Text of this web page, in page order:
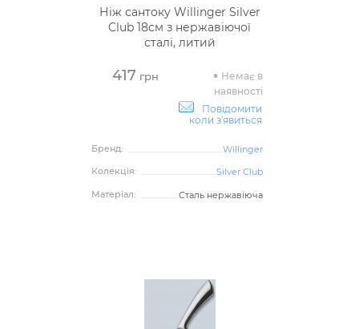
Ніж сантоку Willinger Silver
Club 18см з нержавіючої
сталі, литий
417 грн
Немає в
наявності
Повідомити
коли з'явиться
Бренд:
Willinger
Колекція:
Silver Club
Матеріал:
Сталь нержавіюча